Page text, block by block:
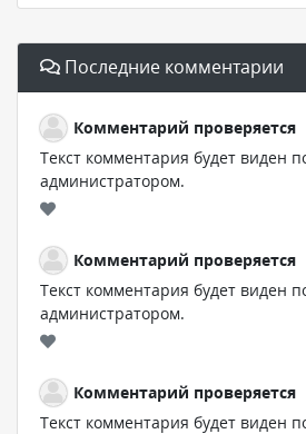
Последние комментарии
Комментарий проверяется
Текст комментария будет виден
администратором.
Комментарий проверяется
Текст комментария будет виден
администратором.
Комментарий проверяется
Текст комментария будет виден